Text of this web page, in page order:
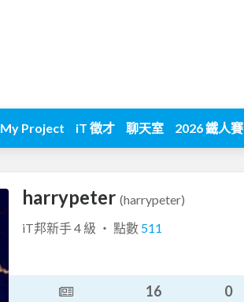
My Project iT 徵才 聊天室 2026 鐵人賽
harrypeter (harrypeter)
iT邦新手 4 級 ‧ 點數 511
16 0